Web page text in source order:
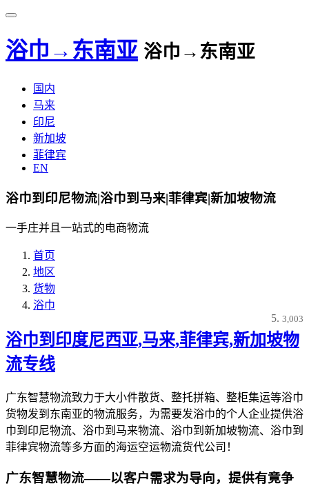
浴巾→东南亚 浴巾→东南亚
国内
马来
印尼
新加坡
菲律宾
EN
浴巾到印尼物流|浴巾到马来|菲律宾|新加坡物流
一手庄并且一站式的电商物流
首页
地区
货物
浴巾
3,003
浴巾到印度尼西亚,马来,菲律宾,新加坡物
流专线
广东智慧物流致力于大小件散货、整托拼箱、整柜集运等浴巾
货物发到东南亚的物流服务，为需要发浴巾的个人企业提供浴
巾到印尼物流、浴巾到马来物流、浴巾到新加坡物流、浴巾到
菲律宾物流等多方面的海运空运物流货代公司！
广东智慧物流——以客户需求为导向，提供有竟争